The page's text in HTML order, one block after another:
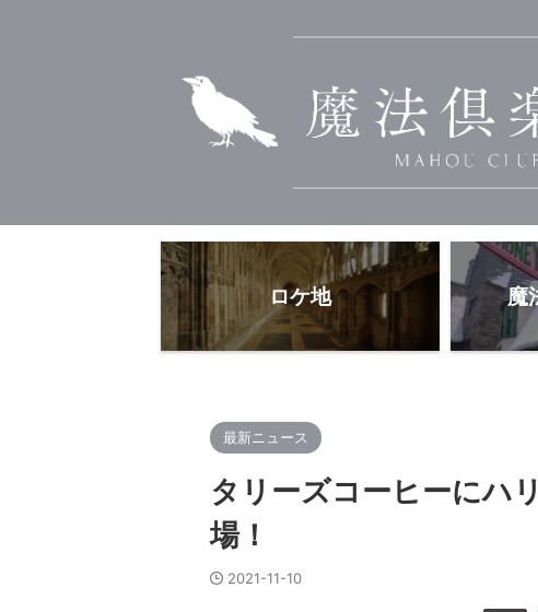
ロケ地 魔
最新ニュース
タリーズコーヒーにハ
場！
2021-11-10